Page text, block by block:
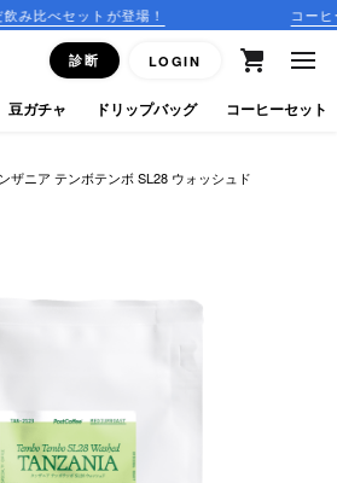
！ コーヒーのサブスクリプシ
診断 LOGIN
ザニア テンボテンボ SL28 ウォッシュド
豆ガチャ ドリップバッグ コーヒーセット